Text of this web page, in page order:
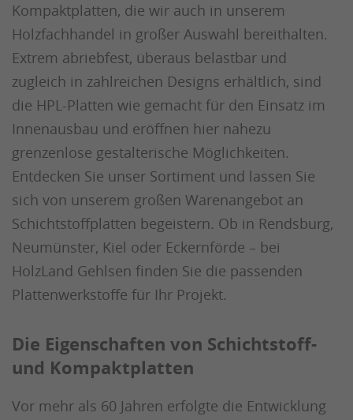
Kompaktplatten, die wir auch in unserem
Holzfachhandel in großer Auswahl bereithalten.
Extrem abriebfest, überaus belastbar und
zugleich in zahlreichen Designs erhältlich, sind
die HPL-Platten wie gemacht für den Einsatz im
Innenausbau und eröffnen hier nahezu
grenzenlose gestalterische Möglichkeiten.
Entdecken Sie unser Sortiment und lassen Sie
sich von unserem großen Warenangebot an
Schichtstoffplatten begeistern. Ob in Rendsburg,
Neumünster, Kiel oder Eckernförde – bei
HolzLand Gehlsen finden Sie die passenden
Plattenwerkstoffe für Ihr Projekt.
Die Eigenschaften von Schichtstoff-
und Kompaktplatten
Vor mehr als 60 Jahren erfolgte die Entwicklung